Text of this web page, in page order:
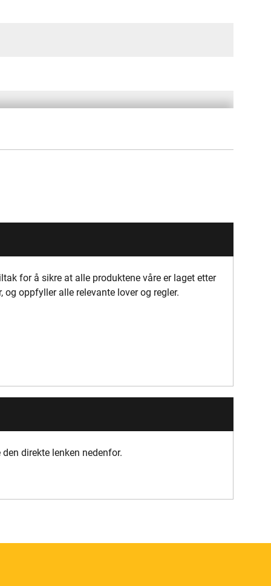
for å sikre at alle produktene våre er laget etter
og oppfyller alle relevante lover og regler.
direkte lenken nedenfor.